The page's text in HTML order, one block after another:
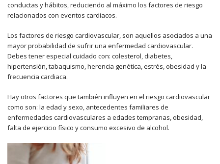
conductas y hábitos, reduciendo al máximo los factores de riesgo
relacionados con eventos cardiacos.
Los factores de riesgo cardiovascular, son aquellos asociados a una
mayor probabilidad de sufrir una enfermedad cardiovascular.
Debes tener especial cuidado con: colesterol, diabetes,
hipertensión, tabaquismo, herencia genética, estrés, obesidad y la
frecuencia cardiaca.
Hay otros factores que también influyen en el riesgo cardiovascular
como son: la edad y sexo, antecedentes familiares de
enfermedades cardiovasculares a edades tempranas, obesidad,
falta de ejercicio físico y consumo excesivo de alcohol.